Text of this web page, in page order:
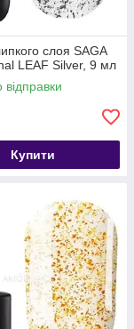
слоя SAGA
LEAF Silver, 9 мл
відправки
Купити